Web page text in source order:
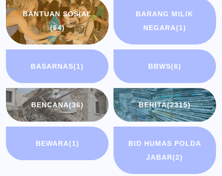
BANTUAN SOSIAL
(64)
BARANG MILIK
NEGARA(1)
BASARNAS(1) BBWS(6)
BENCANA(36) BERITA(2315)
BEWARA(1)
BID HUMAS POLDA
JABAR(2)